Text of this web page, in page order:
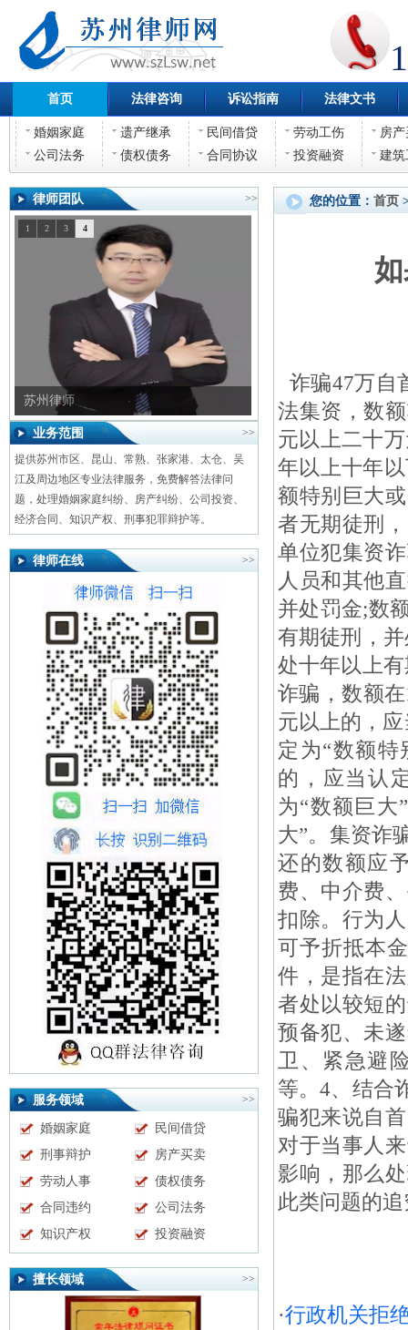
首页 法律咨询 诉讼指南 法律文书
婚姻家庭 遗产继承 民间借贷 劳动工伤
房
公司法务
债权债务 合同协议 投资融资 建筑
律师团队 >>
苏州律师
1 2 3 4
业务范围 >>
提供苏州市区、昆山、常熟、张家港、太仓、吴
江及周边地区专业法律服务，免费解答法律问
题，处理婚姻家庭纠纷、房产纠纷、公司投资、
经济合同、知识产权、刑事犯罪辩护等。
律师在线 >>
服务领域 >>
婚姻家庭
民间借贷
刑事辩护
房产买卖
劳动人事
债权债务
合同违约
公司法务
知识产权
投资融资
擅长领域 >>
您的位置： 首页
诈骗47万自
法集资，数
元以上二十
年以上十年
额特别巨大
者无期徒刑
单位犯集资
人员和其他
并处罚金;数
有期徒刑，
处十年以上
诈骗，数额
元以上的，
定为“数额
的，应当认
为“数额巨大
大”。集资诈
还的数额应
费、中介费
扣除。行为
可予折抵本
件，是指在
者处以较短
预备犯、未
卫、紧急避
等。4、结合
骗犯来说自
对于当事人
影响，那么
此类问题的
·行政机关拒